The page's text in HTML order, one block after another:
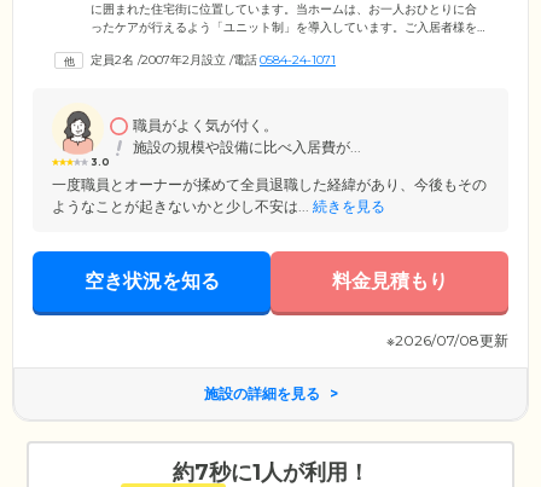
に囲まれた住宅街に位置しています。当ホームは、お一人おひとりに合
ったケアが行えるよう「ユニット制」を導入しています。ご入居者様を9
く頼もしいスタッフが、ご入居者様の気持ちに寄り添いながら日常生活
回りのことを、無理のない範囲でご自身で行っていただいています。難
しい動作はしっかりとスタッフがサポートするので、ご安心ください。
定員2名 /2007年2月設立 /電話0584-24-1071
3.0
職員がよく気が付く。
施設の規模や設備に比べ入居費が...
一度職員とオーナーが揉めて全員退職した経緯があり、今後もその
ようなことが起きないかと少し不安は... 続きを見る
空き状況を知る 料金見積もり
※2026/07/08更新
施設の詳細を見る
約7秒に1人が利用！